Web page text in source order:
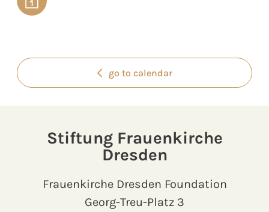
go to calendar
Stiftung Frauenkirche
Dresden
Frauenkirche Dresden Foundation
Georg-Treu-Platz 3